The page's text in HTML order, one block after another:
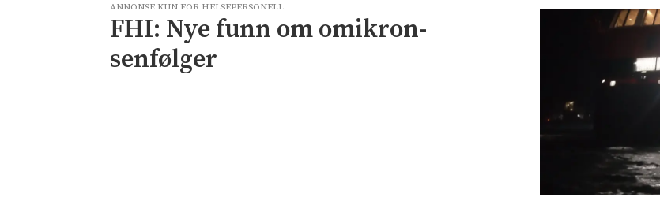
ANNONSE KUN FOR HELSEPERSONELL
FHI: Nye funn om omikron-
senfølger